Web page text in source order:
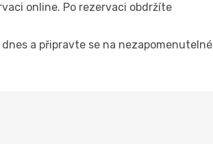
online. Po rezervaci obdržíte
a připravte se na nezapomenutelné